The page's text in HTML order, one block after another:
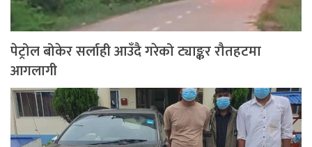
पेट्रोल बोकेर सर्लाही आउँदै गरेको ट्याङ्कर रौतहटमा
आगलागी